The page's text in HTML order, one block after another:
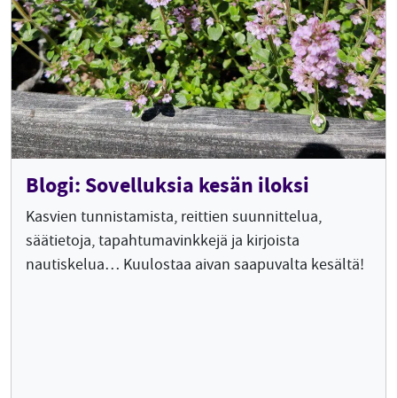
Blogi: Sovelluksia kesän iloksi
Kasvien tunnistamista, reittien suunnittelua,
säätietoja, tapahtumavinkkejä ja kirjoista
nautiskelua… Kuulostaa aivan saapuvalta kesältä!